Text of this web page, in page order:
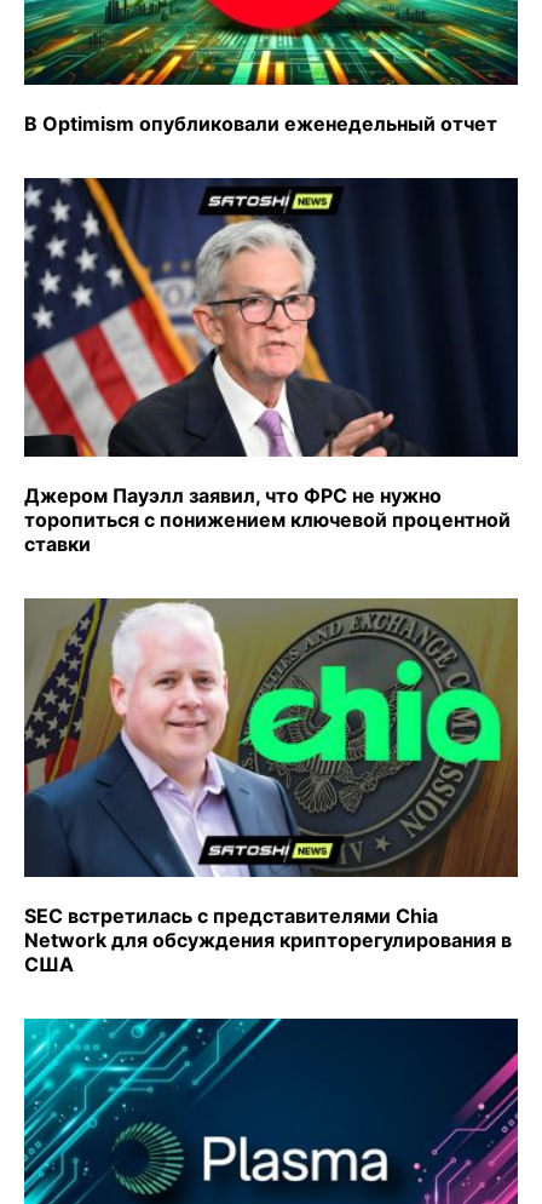
В Optimism опубликовали еженедельный отчет
Джером Пауэлл заявил, что ФРС не нужно
торопиться с понижением ключевой процентной
ставки
SEC встретилась с представителями Chia
Network для обсуждения крипторегулирования в
США